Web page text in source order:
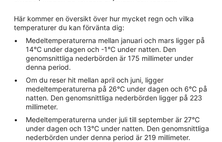
Här kommer en översikt över hur mycket regn och vilka
temperaturer du kan förvänta dig:
Medeltemperaturerna mellan januari och mars ligger på
14°C under dagen och -1°C under natten. Den
genomsnittliga nederbörden är 175 millimeter under
denna period.
Om du reser hit mellan april och juni, ligger
medeltemperaturerna på 26°C under dagen och 6°C på
natten. Den genomsnittliga nederbörden ligger på 223
millimeter.
Medeltemperaturerna under juli till september är 27°C
under dagen och 13°C under natten. Den genomsnittliga
nederbörden under denna period är 219 millimeter.